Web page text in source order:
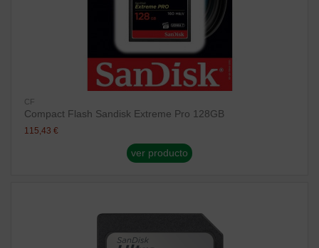
CF
Compact Flash Sandisk Extreme Pro 128GB
115,43 €
ver producto